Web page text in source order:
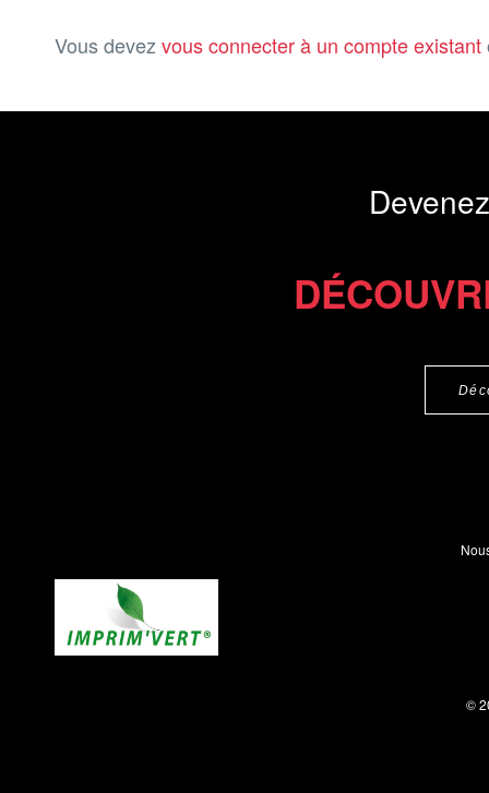
Vous devez vous connecter à un compte existant
©